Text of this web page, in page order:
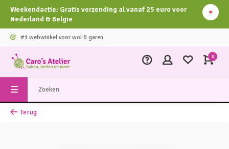
Weekendactie: Gratis verzending al vanaf 25 euro voor
Nederland & Belgie
#1 webwinkel voor wol & garen
0
Terug